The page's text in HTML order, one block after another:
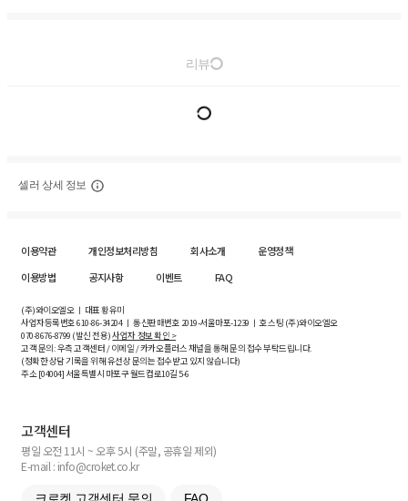
리뷰
셀러 상세 정보
이용약관 개인정보처리방침 회사소개
운영정책
이용방법
공지사항 이벤트 FAQ
(주)와이오엘오 ㅣ 대표 황유미
사업자등록번호610-86-34204ㅣ 통신판매번호 2019-서울마포-1239 ㅣ 호스팅 (주)와이오엘오
070-8676-8799 (발신 전용)사업자 정보 확인 >
고객 문의: 우측 고객센터 / 이메일 / 카카오플러스 채널을 통해 문의 접수 부탁드립니다.
(정확한 상담 기록을 위해 유선상 문의는 접수받고 있지 않습니다)
주소 [04004] 서울특별시 마포구 월드컵로10길5-6
고객센터
평일 오전 11시 ~ 오후 5시 (주말, 공휴일 제외)
E-mail : info@croket.co.kr